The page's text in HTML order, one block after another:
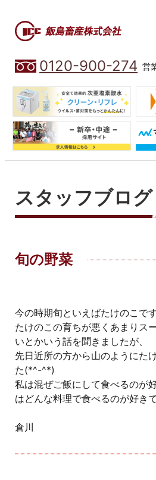
0120-900-274 営
スタッフブログ
旬の野菜
今の時期旬といえばたけのこで
たけのこの育ちが悪くあまりス
いとかいう話を聞きましたが、
先日近所の方から山のようにた
た(*^-^*)
私は混ぜご飯にして食べるのが
はどんな料理で食べるのが好き
倉川